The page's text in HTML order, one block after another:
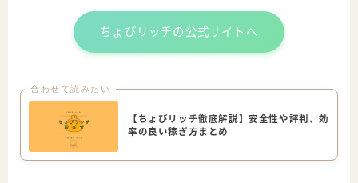
ちょびリッチの公式サイトへ
合わせて読みたい
【ちょびリッチ徹底解説】安全性や評判、効
率の良い稼ぎ方まとめ